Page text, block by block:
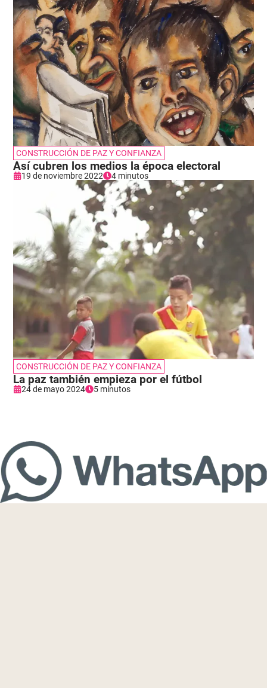
CONSTRUCCIÓN DE PAZ Y CONFIANZA
Así cubren los medios la época electoral
19 de noviembre 2022 4 minutos
CONSTRUCCIÓN DE PAZ Y CONFIANZA
La paz también empieza por el fútbol
24 de mayo 2024 5 minutos